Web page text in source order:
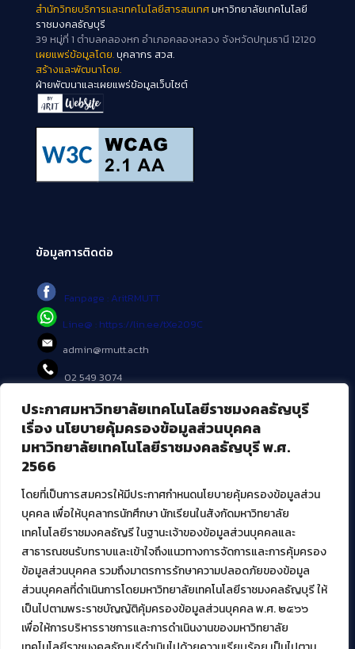
ประกาศมหาวิทยาลัยเทคโนโลยีราชมงคลธัญบุรี
เรื่อง นโยบายคุ้มครองข้อมูลส่วนบุคคล
มหาวิทยาลัยเทคโนโลยีราชมงคลธัญบุรี พ.ศ.
2566
โดยที่เป็นการสมควรให้มีประกาศกำหนดนโยบายคุ้มครองข้อมูลส่วน
บุคคล เพื่อให้บุคลากรนักศึกษา นักเรียนในสังกัดมหาวิทยาลัย
เทคโนโลยีราชมงคลธัญรี ในฐานะเจ้าของข้อมูลส่วนบุคคลและ
สาธารณชนรับทราบและเข้าใจถึงแนวทางการจัดการและการคุ้มครอง
ข้อมูลส่วนบุคคล รวมถึงมาตรการรักษาความปลอดภัยของข้อมูล
ส่วนบุคคลที่ดำเนินการโดยมหาวิทยาลัยเทคโนโลยีราชมงคลธัญบุรี ให้
เป็นไปตามพระราชบัญญัติคุ้มครองข้อมูลส่วนบุคคล พ.ศ. ๒๕๖๖
เพื่อให้การบริหารราชการและการดำเนินงานของมหาวิทยาลัย
สำนักวิทยบริการและเทคโนโลยีสารสนเทศมหาวิทยาลัยเทคโนโลยี
ราชมงคลธัญบุรี
39 หมู่ที่ 1 ตำบลคลองหก อำเภอคลองหลวง จังหวัดปทุมธานี 12120
เผยแพร่ข้อมูลโดย.บุคลากร สวส.
สร้างและพัฒนาโดย.
ฝ่ายพัฒนาและเผยแพร่ข้อมูลเว็บไซต์
ข้อมูลการติดต่อ
Fanpage : AritRMUTT
Line@ : https://lin.ee/tXe209C
admin@rmutt.ac.th
02 549 3074
บริการอื่นๆ ของ สวส.
ศูนย์สื่อดิจิทัล
ศูนย์นวัตกรรมและความรู้
สมัยใหม่ (MoSeC)
งานบริการวิชาการให้กับหน่วยงานภายนอก
โครงการส่งเสริมและพัฒนาผู้ประกอบการ SME โดย. มทร.ธัญบุรี
กิจกรรมการเชื่อมโยงเครือข่ายผู้ให้บริการเครื่องจักรกลทางการ
เกษตร ภายใต้โครงการส่งเสริมการรแปรรูปสินค้าเกษตรระดับชุมชน
กรมส่งเสริมอุตสาหกรรม